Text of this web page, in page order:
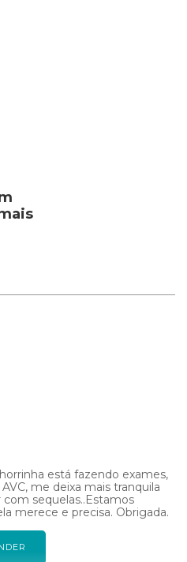
está fazendo exames,
me deixa mais tranquila
sequelas..Estamos
merece e precisa. Obrigada.